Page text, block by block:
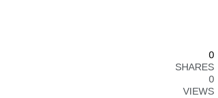
0
SHARES
0
VIEWS